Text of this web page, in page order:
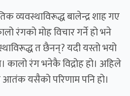
व्यवस्थाविरूद्ध बालेन्द्र शाह गए
रंगको मोह विचार गर्ने हो भने
त छैनन्? यदी यस्तो भयो
कालो रंग भनेकै विद्रोह हो। अहिले
आतंक यसैको परिणाम पनि हो।